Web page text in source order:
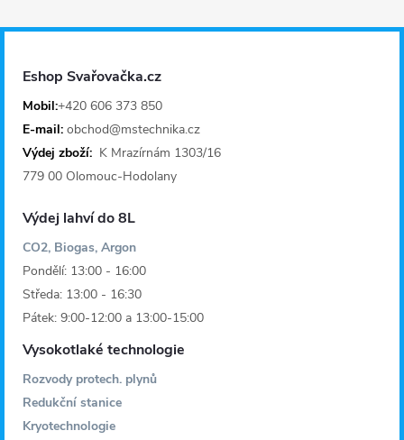
p
Eshop Svařovačka.cz
Mobil:+420 606 373 850
E-mail: obchod@mstechnika.cz
Výdej zboží: K Mrazírnám 1303/16
779 00 Olomouc-Hodolany
Výdej lahví do 8L
CO2, Biogas, Argon
Pondělí: 13:00 - 16:00
Středa: 13:00 - 16:30
Pátek: 9:00-12:00 a 13:00-15:00
Vysokotlaké technologie
Rozvody protech. plynů
Redukční stanice
Kryotechnologie